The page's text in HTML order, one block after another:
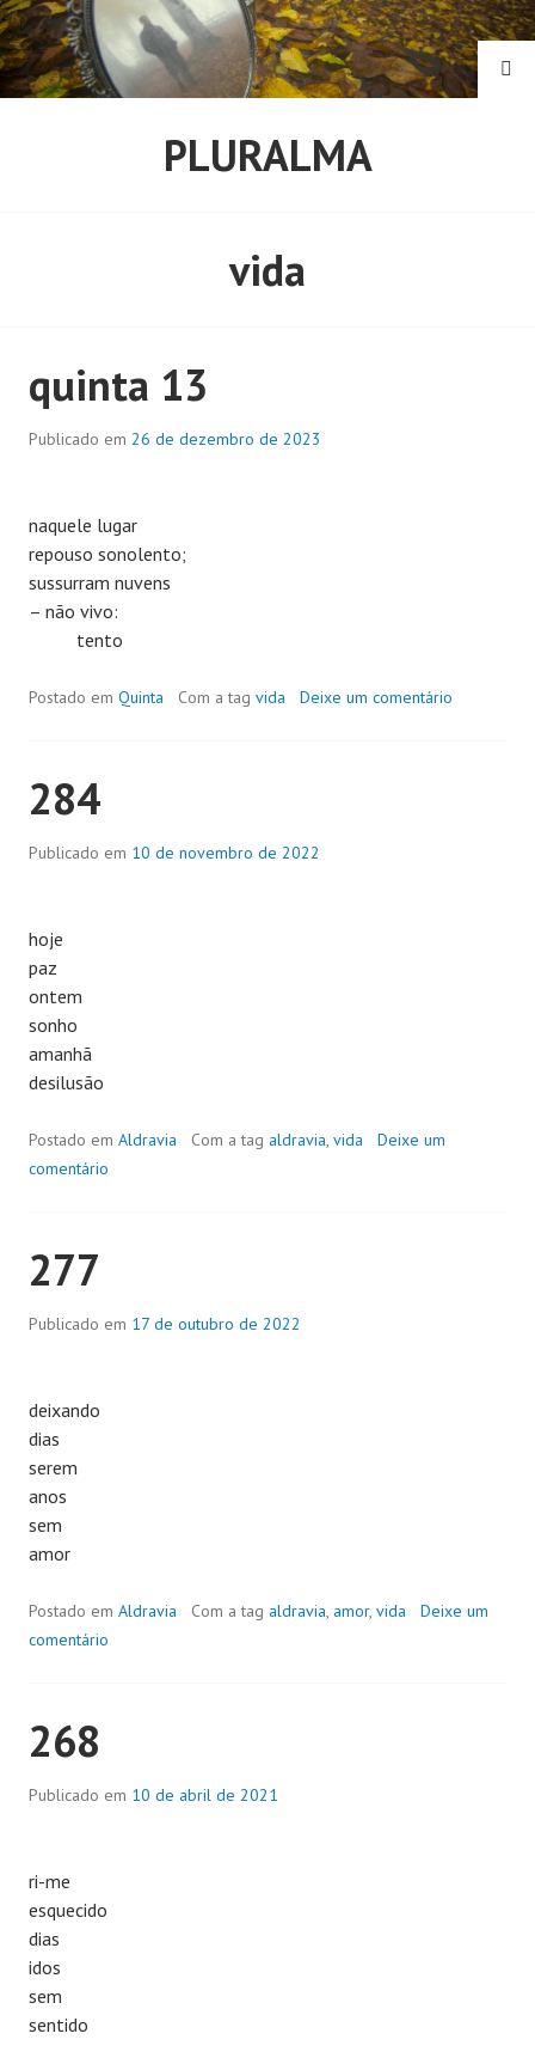
Pular
para
o
conteúdo
PLURALMA
vida
quinta 13
Publicado em 26 de dezembro de 2023
naquele lugar
repouso sonolento;
sussurram nuvens
– não vivo:
tento
Postado em Quinta Com a tag vida Deixe um comentário
284
Publicado em 10 de novembro de 2022
hoje
paz
ontem
sonho
amanhã
desilusão
Postado em Aldravia Com a tag aldravia, vida
Deixe um
comentário
277
Publicado em 17 de outubro de 2022
deixando
dias
serem
anos
sem
amor
Postado em Aldravia Com a tag aldravia, amor, vida
Deixe um
comentário
268
Publicado em 10 de abril de 2021
ri-me
esquecido
dias
idos
sem
sentido